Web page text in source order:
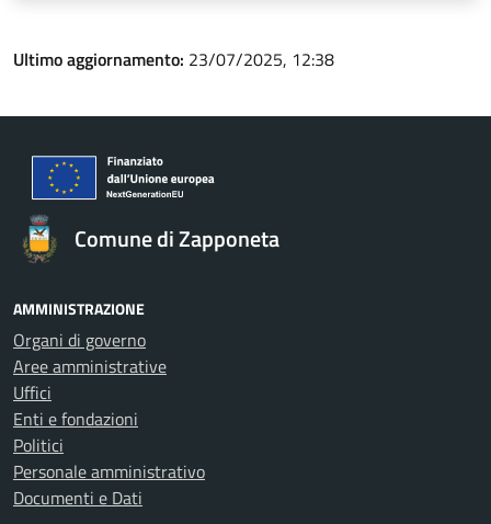
Ultimo aggiornamento: 23/07/2025, 12:38
Comune di Zapponeta
AMMINISTRAZIONE
Organi di governo
Aree amministrative
Uffici
Enti e fondazioni
Politici
Personale amministrativo
Documenti e Dati